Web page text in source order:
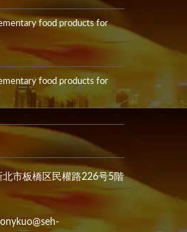
food products for
food products for
北市板橋区民權路226号5階